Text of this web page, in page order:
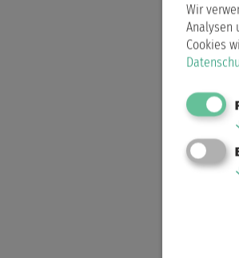
Wir
Analysen
Cookies